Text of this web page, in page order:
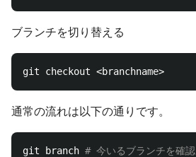
ブランチを切り替える
通常の流れは以下の通りです。
git branch # 今いるブランチを確認